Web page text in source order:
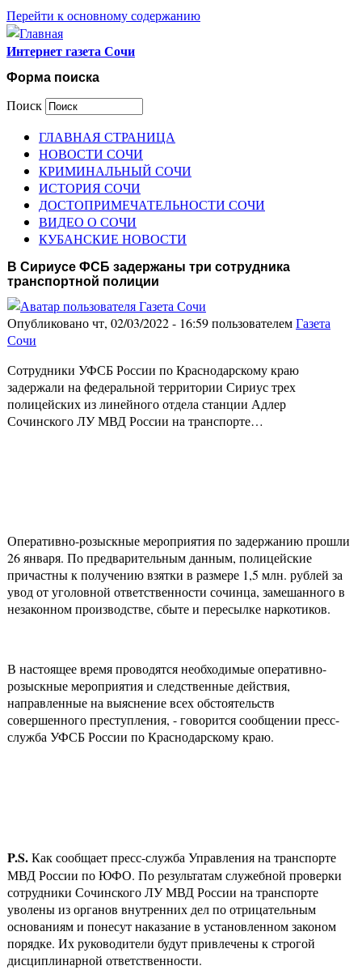
Перейти к основному содержанию
Интернет газета Сочи
Форма поиска
Поиск
ГЛАВНАЯ СТРАНИЦА
НОВОСТИ СОЧИ
КРИМИНАЛЬНЫЙ СОЧИ
ИСТОРИЯ СОЧИ
ДОСТОПРИМЕЧАТЕЛЬНОСТИ СОЧИ
ВИДЕО О СОЧИ
КУБАНСКИЕ НОВОСТИ
В Сириусе ФСБ задержаны три сотрудника
транспортной полиции
Опубликовано чт, 02/03/2022 - 16:59 пользователемГазета
Сочи
Сотрудники УФСБ России по Краснодарскому краю
задержали на федеральной территории Сириус трех
полицейских из линейного отдела станции Адлер
Сочинского ЛУ МВД России на транспорте…
Оперативно-розыскные мероприятия по задержанию прошли
26 января. По предварительным данным, полицейские
причастны к получению взятки в размере 1,5 млн. рублей за
увод от уголовной ответственности сочинца, замешанного в
незаконном производстве, сбыте и пересылке наркотиков.
В настоящее время проводятся необходимые оперативно-
розыскные мероприятия и следственные действия,
направленные на выяснение всех обстоятельств
совершенного преступления, - говорится сообщении пресс-
служба УФСБ России по Краснодарскому краю.
P.S.Как сообщает пресс-служба Управления на транспорте
МВД России по ЮФО. По результатам служебной проверки
сотрудники Сочинского ЛУ МВД России на транспорте
уволены из органов внутренних дел по отрицательным
основаниям и понесут наказание в установленном законом
порядке. Их руководители будут привлечены к строгой
дисциплинарной ответственности.